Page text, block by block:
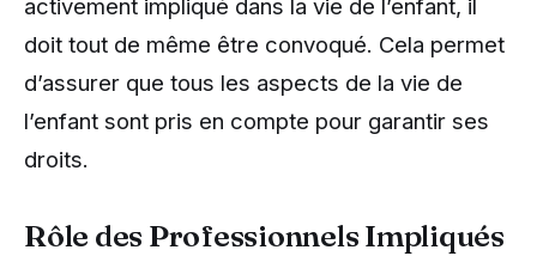
activement impliqué dans la vie de l’enfant, il
doit tout de même être convoqué. Cela permet
d’assurer que tous les aspects de la vie de
l’enfant sont pris en compte pour garantir ses
droits.
Rôle des Professionnels Impliqués